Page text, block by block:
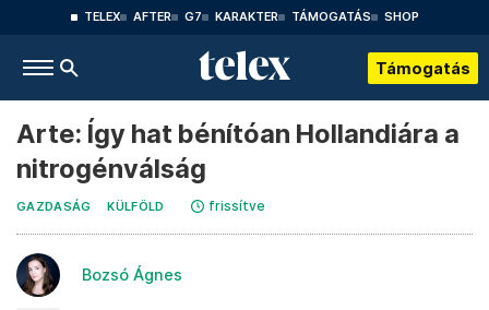
TELEX AFTER G7 KARAKTER TÁMOGATÁS SHOP
Támogatás
Arte: Így hat bénítóan Hollandiára a
nitrogénválság
GAZDASÁG KÜLFÖLD frissítve
Bozsó Ágnes